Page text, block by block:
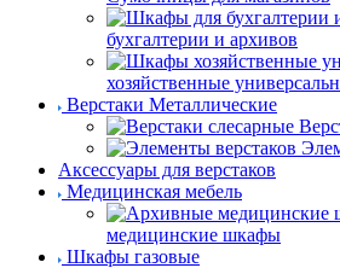
бухгалтерии и архивов
хозяйственные
Верстаки Металлические
Аксессуары для верстаков
Медицинская мебель
медицинские шкафы
Шкафы газовые